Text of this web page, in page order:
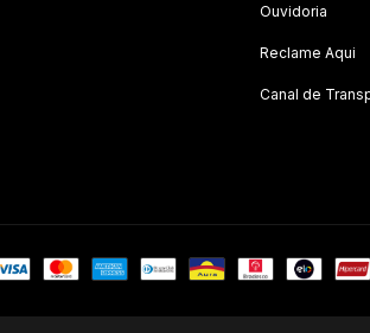
Ouvidoria
Reclame Aqui
Canal de